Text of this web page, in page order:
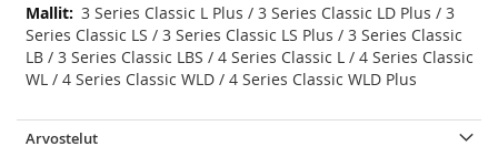
Lisätietoja3 Series Classic L Plus / 3 Series Classic LD Plus / 3
Series Classic LS / 3 Series Classic LS Plus / 3 Series Classic
LB / 3 Series Classic LBS / 4 Series Classic L / 4 Series Classic
WL / 4 Series Classic WLD / 4 Series Classic WLD Plus
Arvostelut